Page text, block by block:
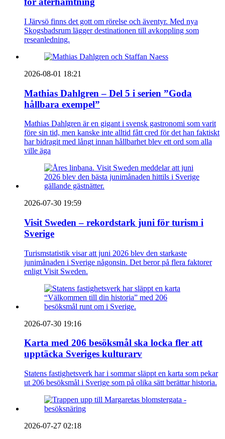
I Järvsö finns det gott om rörelse och äventyr. Med nya
Skogsbadsrum lägger destinationen till avkoppling som
reseanledning.
2026-08-01 18:21
Mathias Dahlgren – Del 5 i serien ”Goda
hållbara exempel”
Mathias Dahlgren är en gigant i svensk gastronomi som varit
före sin tid, men kanske inte alltid fått cred för det han faktiskt
har bidragit med långt innan hållbarhet blev ett ord som alla
ville äga
2026-07-30 19:59
Visit Sweden – rekordstark juni för turism i
Sverige
Turismstatistik visar att juni 2026 blev den starkaste
junimånaden i Sverige någonsin. Det beror på flera faktorer
enligt Visit Sweden.
2026-07-30 19:16
Karta med 206 besöksmål ska locka fler att
upptäcka Sveriges kulturarv
Statens fastighetsverk har i sommar släppt en karta som pekar
ut 206 besöksmål i Sverige som på olika sätt berättar historia.
2026-07-27 02:18